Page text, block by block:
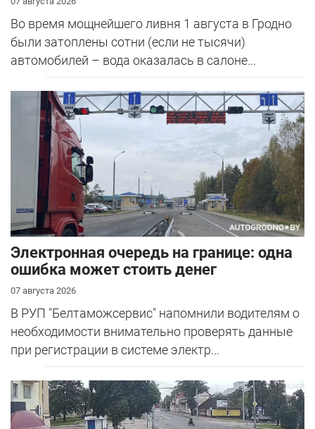
Во время мощнейшего ливня 1 августа в Гродно
были затоплены сотни (если не тысячи)
автомобилей – вода оказалась в салоне...
Электронная очередь на границе: одна
ошибка может стоить денег
07 августа 2026
В РУП "Белтаможсервис" напомнили водителям о
необходимости внимательно проверять данные
при регистрации в системе электр...